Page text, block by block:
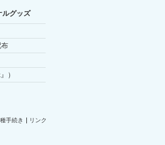
ルグッズ
）
手続き リンク